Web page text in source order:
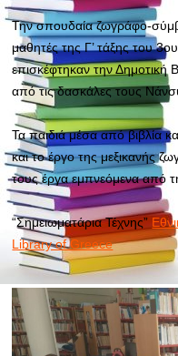
Την σπουδαία ζωγράφο-
μαθητές της Γ’ τάξης του
επισκέφτηκαν την Δημοτική
από τις δασκάλες τους
Τα παιδιά μέσα από βιβλία
και το έργο της μεξικανής
τους έργα εμπνεόμενα από
“Σημειωματάρια Τέχνης”
Library of Greece